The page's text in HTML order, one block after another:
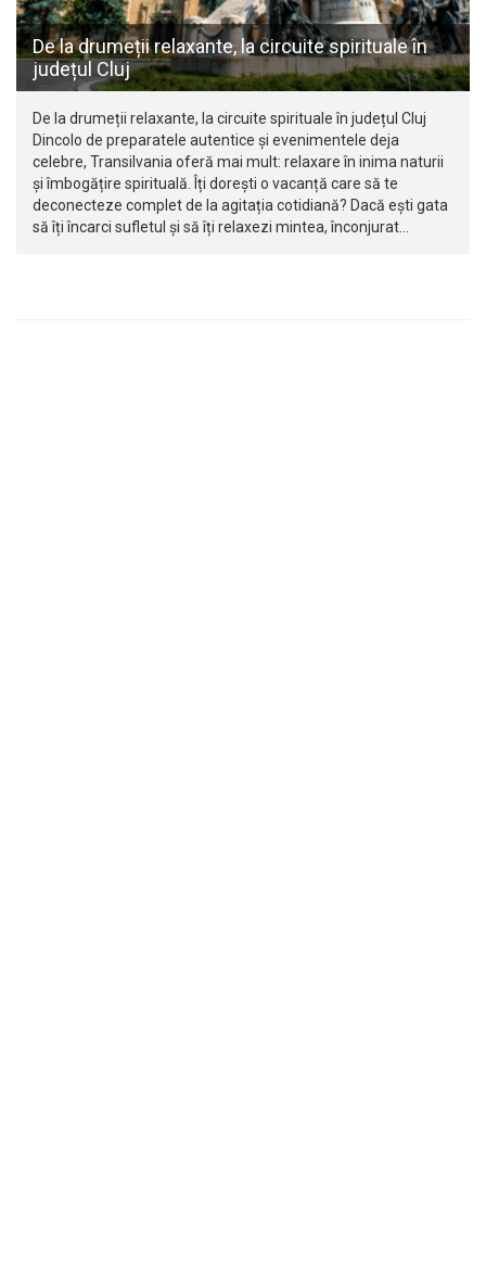
De la drumeții relaxante, la circuite spirituale în
județul Cluj
De la drumeții relaxante, la circuite spirituale în județul Cluj
Dincolo de preparatele autentice și evenimentele deja
celebre, Transilvania oferă mai mult: relaxare în inima naturii
și îmbogățire spirituală. Îți dorești o vacanță care să te
deconecteze complet de la agitația cotidiană? Dacă ești gata
să îți încarci sufletul și să îți relaxezi mintea, înconjurat…